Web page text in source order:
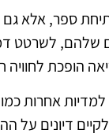
ספר, אלא גם
שלהם, לשרטט
הופכת
אחרות
לקיים דיונים